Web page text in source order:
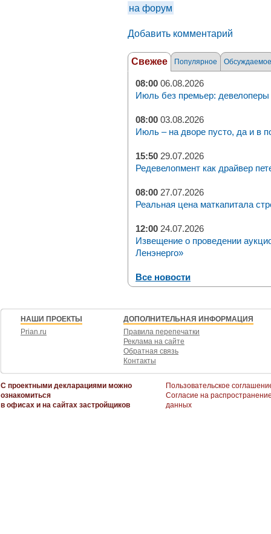
на форум
Добавить комментарий
Свежее Популярное Обсуждаемое
08:00 06.08.2026
Июль без премьер: девелоперы
08:00 03.08.2026
Июль – на дворе пусто, да и в
15:50 29.07.2026
Редевелопмент как драйвер
08:00 27.07.2026
Реальная цена маткапитала
12:00 24.07.2026
Извещение о проведении
Ленэнерго»
Все новости
НАШИ ПРОЕКТЫ
Prian.ru
ДОПОЛНИТЕЛЬНАЯ ИНФОРМАЦИЯ
Правила перепечатки
Реклама на сайте
Обратная связь
Контакты
С проектными декларациями можно
ознакомиться
в офисах и на сайтах застройщиков
Пользовательское
Согласие на
данных